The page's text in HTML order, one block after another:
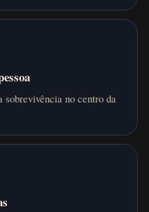
sobrevivência no centro da